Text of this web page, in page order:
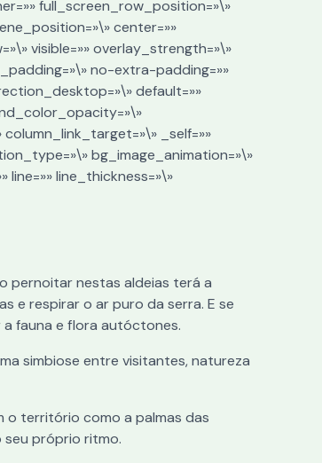
full_screen_row_position=»\»
center=»»
visible=»» overlay_strength=»\»
no-extra-padding=»»
default=»»
_self=»»
bg_image_animation=»\»
line_thickness=»\»
pernoitar nestas aldeias terá a
e respirar o ar puro da serra. E se
fauna e flora autóctones.
simbiose entre visitantes, natureza
o território como a palmas das
seu próprio ritmo.